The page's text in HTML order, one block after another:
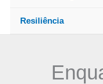
Resiliência